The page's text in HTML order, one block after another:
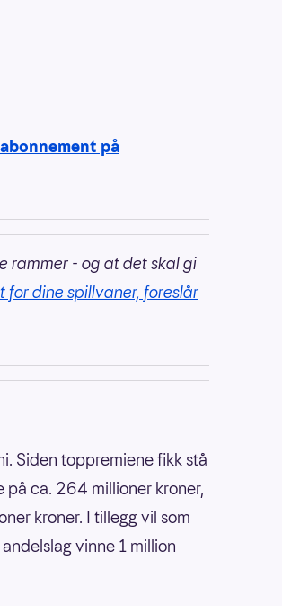
på
rammer - og at det skal gi
dine spillvaner, foreslår
Siden toppremiene fikk stå
på ca. 264 millioner kroner,
kroner. I tillegg vil som
vinne 1 million